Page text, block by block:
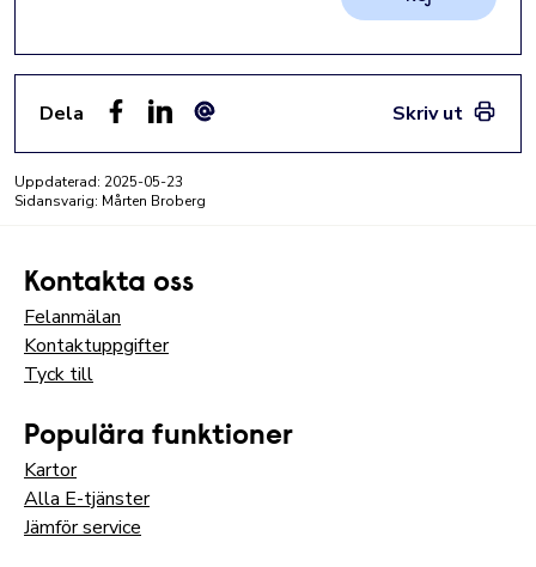
Dela
Skriv ut
Uppdaterad: 2025-05-23
Sidansvarig: Mårten Broberg
Kontakta oss
Felanmälan
Kontaktuppgifter
Tyck till
Populära funktioner
Kartor
Alla E-tjänster
Jämför service